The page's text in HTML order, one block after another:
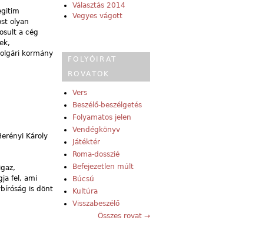
olyan
a cég
kormány
Károly
fel, ami
is dönt
Választás 2014
Vegyes vágott
FOLYÓIRAT
ROVATOK
Vers
Beszélő-beszélgetés
Folyamatos jelen
Vendégkönyv
Játéktér
Roma-dosszié
Befejezetlen múlt
Búcsú
Kultúra
Visszabeszélő
Összes rovat →